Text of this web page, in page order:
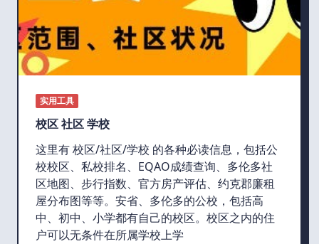
实用工具
校区 社区 学校
这里有 校区/社区/学校 的各种必读信息，包括公
校校区、私校排名、EQAO成绩查询、多伦多社
区地图、步行指数、官方房产评估、约克郡廉租
屋分布图等等。安省、多伦多的公校，包括高
中、初中、小学都有自己的校区。校区之内的住
户可以无条件在所属学校上学